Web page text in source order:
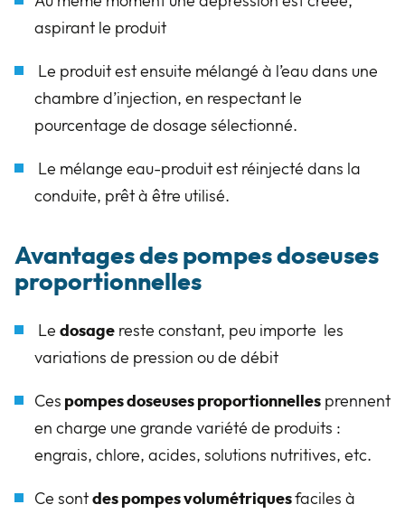
aspirant le produit
Le produit est ensuite mélangé à l’eau dans une
chambre d’injection, en respectant le
pourcentage de dosage sélectionné.
Le mélange eau-produit est réinjecté dans la
conduite, prêt à être utilisé.
Avantages des pompes doseuses
proportionnelles
Le dosage reste constant, peu importe les
variations de pression ou de débit
Ces pompes doseuses proportionnelles prennent
en charge une grande variété de produits :
engrais, chlore, acides, solutions nutritives, etc.
Ce sont des pompes volumétriquesfaciles à